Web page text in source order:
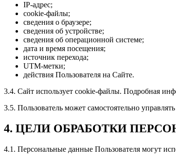
IP-адрес;
cookie-файлы;
сведения о браузере;
сведения об устройстве;
сведения об операционной системе;
дата и время посещения;
источник перехода;
UTM-метки;
действия Пользователя на Сайте.
3.4. Сайт использует cookie-файлы. Подробная
3.5. Пользователь может самостоятельно
4. ЦЕЛИ ОБРАБОТКИ
4.1. Персональные данные Пользователя могут